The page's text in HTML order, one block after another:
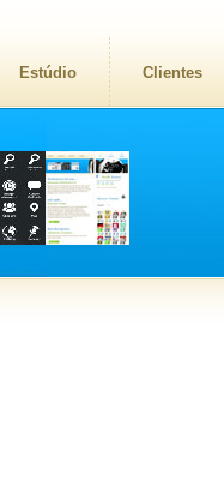
Estúdio Clientes